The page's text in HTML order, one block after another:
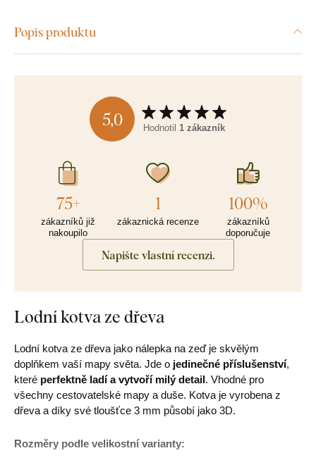
Popis produktu
5,0 Hodnotil 1 zákazník
75+
zákazníků již
nakoupilo
1
zákaznická recenze
100%
zákazníků
doporučuje
Napište vlastní recenzi.
Lodní kotva ze dřeva
Lodní kotva ze dřeva jako nálepka na zeď je skvělým
doplňkem vaší mapy světa. Jde o jedinečné příslušenství,
které perfektně ladí a vytvoří milý detail. Vhodné pro
všechny cestovatelské mapy a duše. Kotva je vyrobena z
dřeva a díky své tloušťce 3 mm působí jako 3D.
Rozměry podle velikostní varianty: